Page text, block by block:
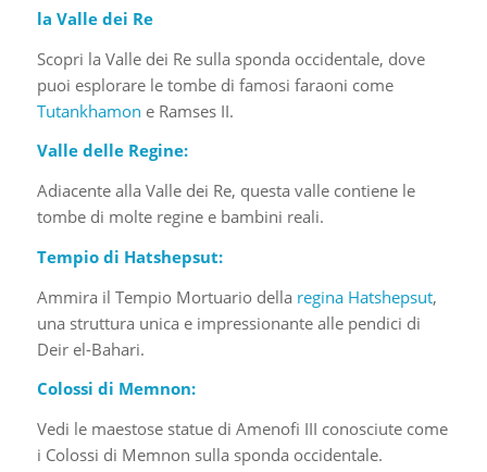
la Valle dei Re
Scopri la Valle dei Re sulla sponda occidentale, dove
puoi esplorare le tombe di famosi faraoni come
Tutankhamon e Ramses II.
Valle delle Regine:
Adiacente alla Valle dei Re, questa valle contiene le
tombe di molte regine e bambini reali.
Tempio di Hatshepsut:
Ammira il Tempio Mortuario della regina Hatshepsut,
una struttura unica e impressionante alle pendici di
Deir el-Bahari.
Colossi di Memnon:
Vedi le maestose statue di Amenofi III conosciute come
i Colossi di Memnon sulla sponda occidentale.